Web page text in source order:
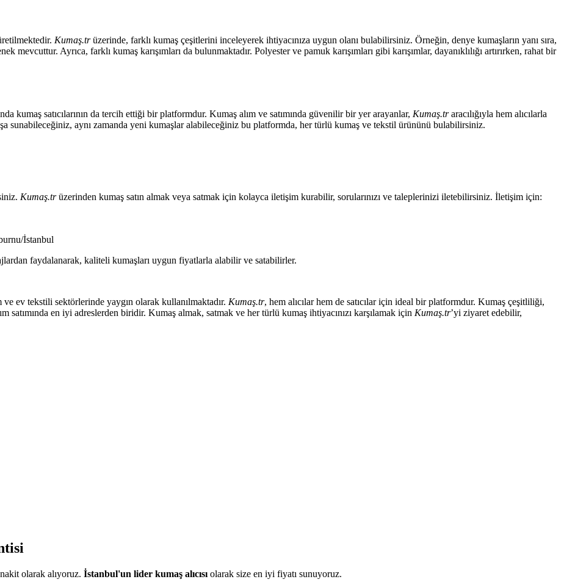
Kumaş.trüzerinde, farklı kumaş çeşitlerini inceleyerek ihtiyacınıza uygun olanı bulabilirsiniz. Örneğin, denye kumaşların yanı sıra,
Ayrıca, farklı kumaş karışımları da bulunmaktadır. Polyester ve pamuk karışımları gibi karışımlar, dayanıklılığı artırırken, rahat bir
kumaş satıcılarının da tercih ettiği bir platformdur. Kumaş alım ve satımında güvenilir bir yer arayanlar, Kumaş.traracılığıyla hem alıcılarla
sunabileceğiniz, aynı zamanda yeni kumaşlar alabileceğiniz bu platformda, her türlü kumaş ve tekstil ürününü bulabilirsiniz.
Kumaş.trüzerinden kumaş satın almak veya satmak için kolayca iletişim kurabilir, sorularınızı ve taleplerinizi iletebilirsiniz. İletişim için:
İstanbul
faydalanarak, kaliteli kumaşları uygun fiyatlarla alabilir ve satabilirler.
ev tekstili sektörlerinde yaygın olarak kullanılmaktadır. Kumaş.tr, hem alıcılar hem de satıcılar için ideal bir platformdur. Kumaş çeşitliliği,
satımında en iyi adreslerden biridir. Kumaş almak, satmak ve her türlü kumaş ihtiyacınızı karşılamak için Kumaş.tr’yi ziyaret edebilir,
olarak alıyoruz. İstanbul'un lider kumaş alıcısı olarak size en iyi fiyatı sunuyoruz.